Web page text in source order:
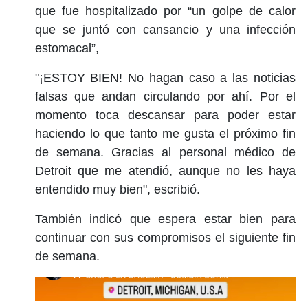
que fue hospitalizado por “un golpe de calor
que se juntó con cansancio y una infección
estomacal”,
"¡ESTOY BIEN! No hagan caso a las noticias
falsas que andan circulando por ahí. Por el
momento toca descansar para poder estar
haciendo lo que tanto me gusta el próximo fin
de semana. Gracias al personal médico de
Detroit que me atendió, aunque no les haya
entendido muy bien", escribió.
También indicó que espera estar bien para
continuar con sus compromisos el siguiente fin
de semana.